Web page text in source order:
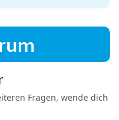
Fragen, wende dich